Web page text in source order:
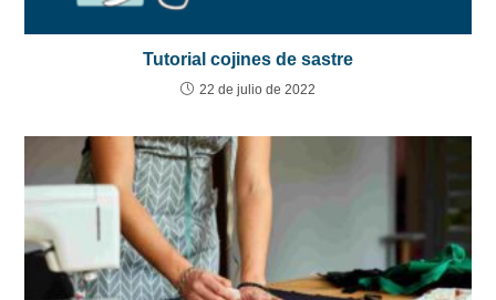
Tutorial cojines de sastre
22 de julio de 2022